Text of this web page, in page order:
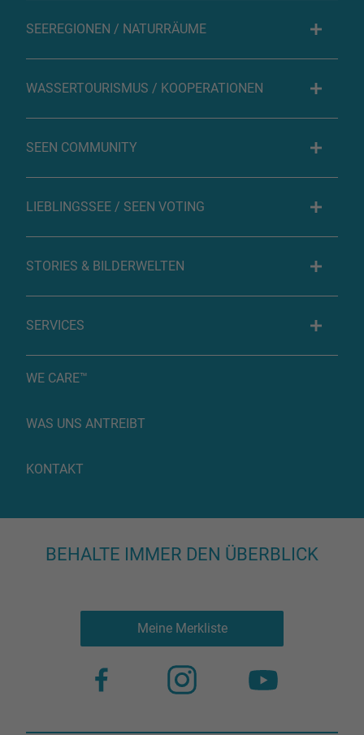
SEEREGIONEN / NATURRÄUME
WASSERTOURISMUS / KOOPERATIONEN
SEEN COMMUNITY
LIEBLINGSSEE / SEEN VOTING
STORIES & BILDERWELTEN
SERVICES
WE CARE™
WAS UNS ANTREIBT
KONTAKT
BEHALTE IMMER DEN ÜBERBLICK
Meine Merkliste